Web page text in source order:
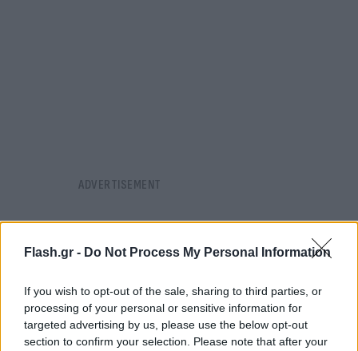
Flash.gr - Do Not Process My Personal Information
If you wish to opt-out of the sale, sharing to third parties, or
processing of your personal or sensitive information for
targeted advertising by us, please use the below opt-out
section to confirm your selection. Please note that after your